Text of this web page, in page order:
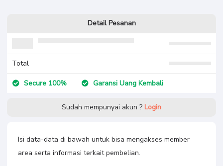
Detail Pesanan
Total
Secure 100% Garansi Uang Kembali
Sudah mempunyai akun ? Login
Isi data-data di bawah untuk bisa mengakses member
area serta informasi terkait pembelian.